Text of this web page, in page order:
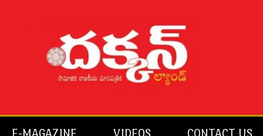
E-MAGAZINE VIDEOS CONTACT US